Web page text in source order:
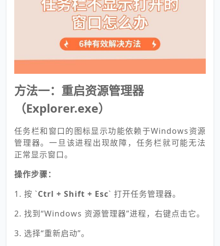
方法一：重启资源管理器
（Explorer.exe）
任务栏和窗口的图标显示功能依赖于Windows资源
管理器。一旦该进程出现故障，任务栏就可能无法
正常显示窗口。
操作步骤：
1. 按 `Ctrl + Shift + Esc` 打开任务管理器。
2. 找到“Windows 资源管理器”进程，右键点击它。
3. 选择“重新启动”。